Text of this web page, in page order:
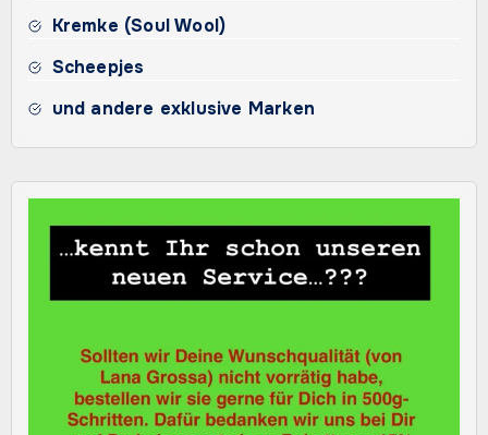
Kremke (Soul Wool)
Scheepjes
und andere exklusive Marken